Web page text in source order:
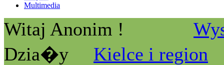
Multimedia
Witaj Anonim !
Dzia�y
Kielce i region